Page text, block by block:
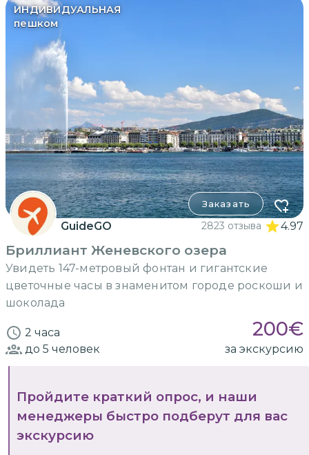
ИНДИВИДУАЛЬНАЯ
пешком
Заказать
GuideGO 2823 отзыва 4.97
Бриллиант Женевского озера
Увидеть 147-метровый фонтан и гигантские
цветочные часы в знаменитом городе роскоши и
шоколада
2 часа 200€
до 5 человек за экскурсию
Пройдите краткий опрос, и наши
менеджеры быстро подберут для вас
экскурсию